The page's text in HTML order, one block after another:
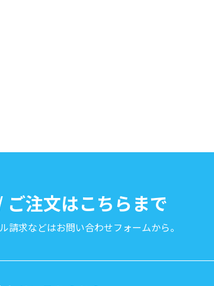
注文はこちらまで
請求などはお問い合わせフォームから。